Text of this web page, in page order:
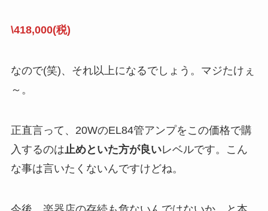
\418,000(税)
なので(笑)、それ以上になるでしょう。マジたけぇ
～。
正直言って、20WのEL84管アンプをこの価格で購
入するのは 止めといた方が良いレベルです。こん
な事は言いたくないんですけどね。